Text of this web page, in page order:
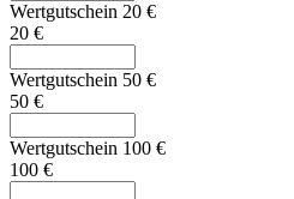
Wertgutschein 20 €
20 €
Wertgutschein 50 €
50 €
Wertgutschein 100 €
100 €